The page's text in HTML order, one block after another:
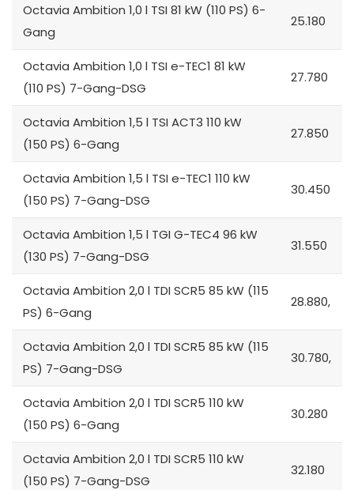
Octavia Ambition 1,0 l TSI 81 kW (110 PS) 6-
Gang
25.180
Octavia Ambition 1,0 l TSI e-TEC1 81 kW
(110 PS) 7-Gang-DSG
27.780
Octavia Ambition 1,5 l TSI ACT3 110 kW
(150 PS) 6-Gang
27.850
Octavia Ambition 1,5 l TSI e-TEC1 110 kW
(150 PS) 7-Gang-DSG
30.450
Octavia Ambition 1,5 l TGI G-TEC4 96 kW
(130 PS) 7-Gang-DSG
31.550
Octavia Ambition 2,0 l TDI SCR5 85 kW (115
PS) 6-Gang
28.880,
Octavia Ambition 2,0 l TDI SCR5 85 kW (115
PS) 7-Gang-DSG
30.780,
Octavia Ambition 2,0 l TDI SCR5 110 kW
(150 PS) 6-Gang
30.280
Octavia Ambition 2,0 l TDI SCR5 110 kW
(150 PS) 7-Gang-DSG
32.180